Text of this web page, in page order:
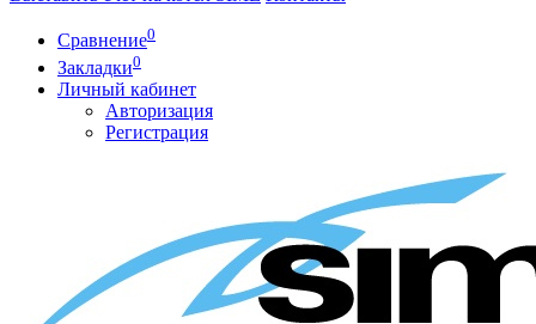
Сравнение0
Закладки0
Личный кабинет
Авторизация
Регистрация